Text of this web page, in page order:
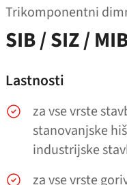
Trikomponentni
SIB / SIZ /
Lastnosti
za vse vrste
stanovanjske
industrijske
za vse vrste